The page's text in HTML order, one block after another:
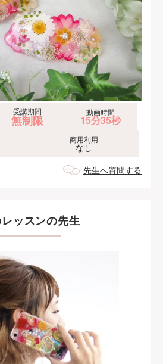
受講期間
無制限
動画時間
15分35秒
商用利用
なし
先生へ質問する
ッスンの先生